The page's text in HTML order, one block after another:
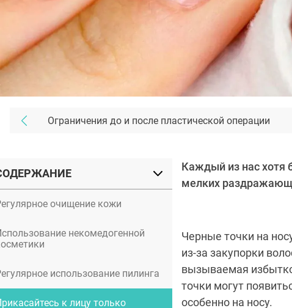
очищение кожи
некомедогенной
использование пилинга
к лицу только
Ограничения до и после пластической операции
Каждый из нас хотя
мелких
Черные точки на
из-за закупорки
вызываемая
точки могут
особенно на носу.